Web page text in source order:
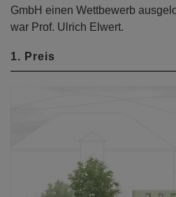
GmbH einen Wettbewerb
war Prof. Ulrich Elwert.
1. Preis